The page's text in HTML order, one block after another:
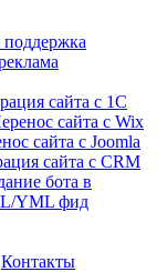
поддержка
сайта с 1С
сайта с Wix
сайта с Joomla
сайта с CRM
бота в
YML фид
Контакты